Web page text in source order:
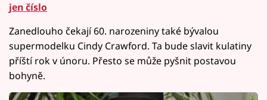
jen číslo
Zanedlouho čekají 60. narozeniny také bývalou
supermodelku Cindy Crawford. Ta bude slavit kulatiny
příští rok v únoru. Přesto se může pyšnit postavou
bohyně.